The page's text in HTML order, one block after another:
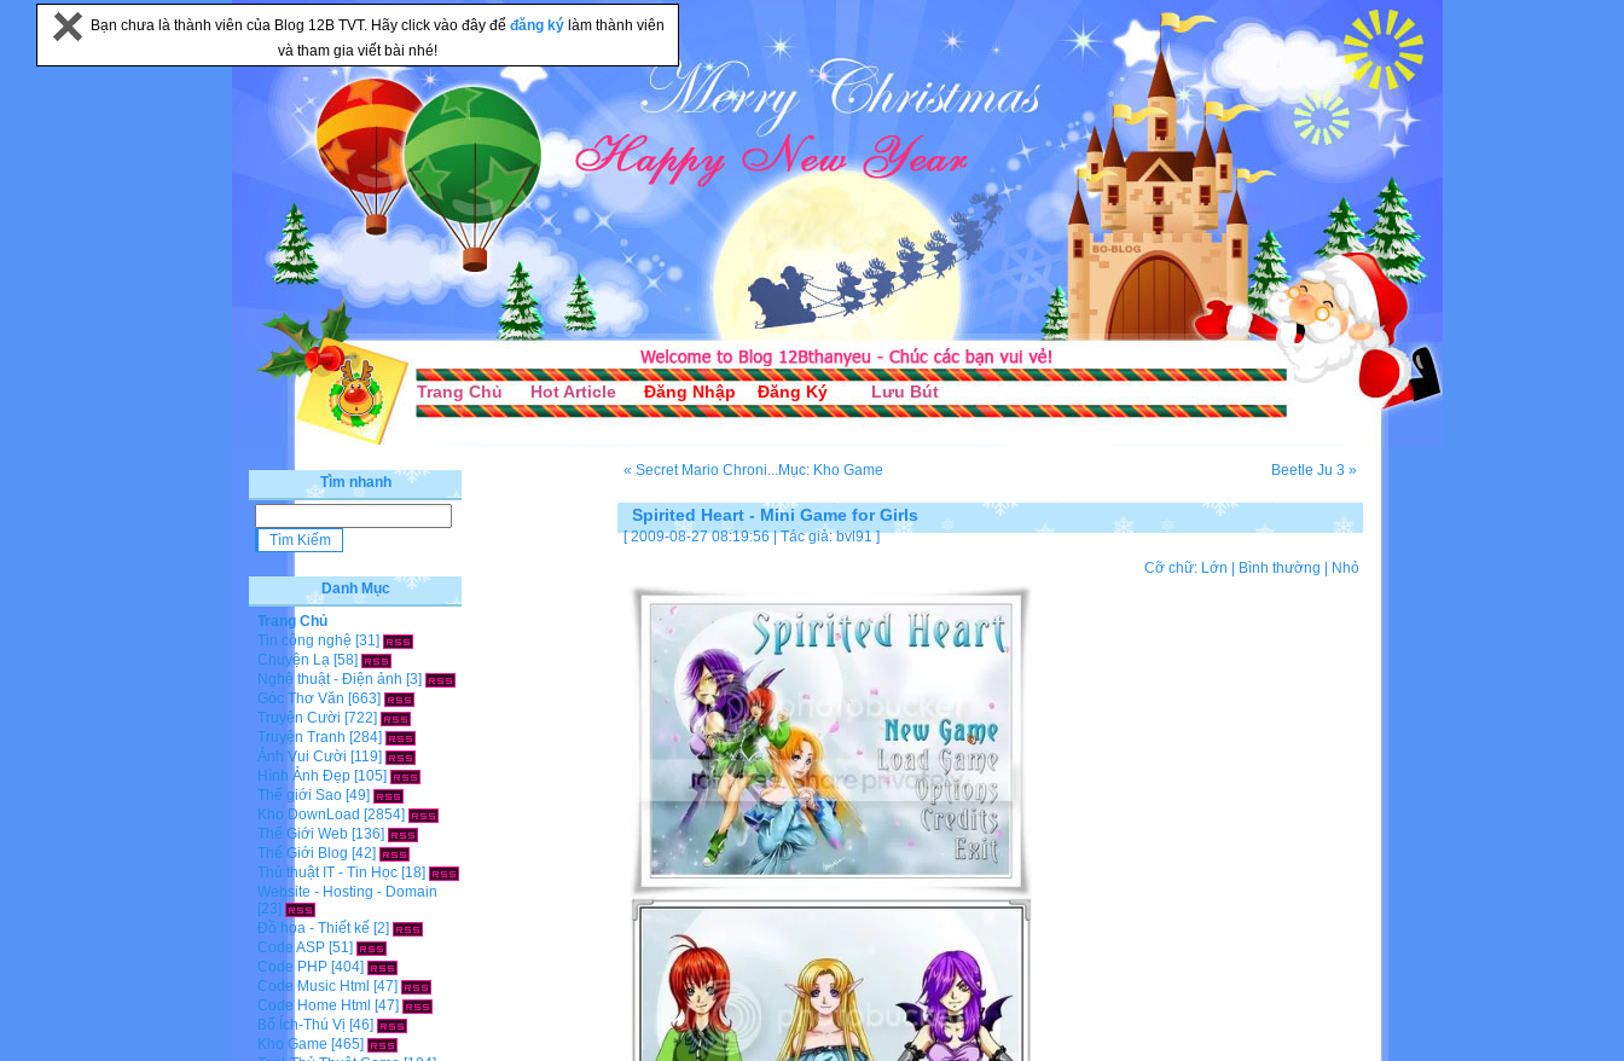
Bạn chưa là thành viên của Blog 12B TVT. Hãy click vào đây để đăng ký làm thành viên
và tham gia viết bài nhé!
Trang Chủ Hot Article Đăng Nhập Đăng Ký Lưu Bút
« Secret Mario Chroni... Beetle Ju 3 »
Mục: Kho Game
Spirited Heart - Mini Game for Girls
[ 2009-08-27 08:19:56 | Tác giả:bvl91]
Cỡ chữ: Lớn Bình thường Nhỏ
Tìm nhanh
Danh Mục
Trang Chủ
Tin công nghệ [31]
Chuyện Lạ [58]
Nghệ thuật - Điện ảnh [3]
Góc Thơ Văn [663]
Truyện Cười [722]
Truyện Tranh [284]
Ảnh Vui Cười [119]
Hình Ảnh Đẹp [105]
Thế giới Sao [49]
Kho DownLoad [2854]
Thế Giới Web [136]
Thế Giới Blog [42]
Thủ thuật IT - Tin Học [18]
Website - Hosting - Domain
[23]
Đồ họa - Thiết kế [2]
Code ASP [51]
Code PHP [404]
Code Music Html [47]
Code Home Html [47]
Bổ Ích-Thú Vị [46]
Kho Game [465]